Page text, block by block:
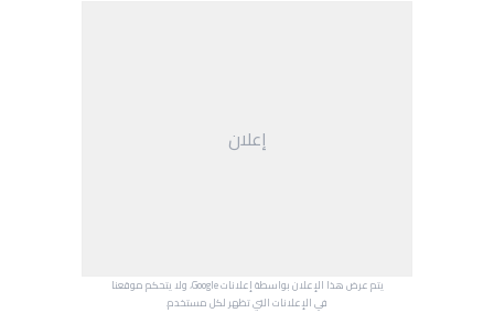
إعلان
يتم عرض هذا الإعلان بواسطة إعلانات Google، ولا يتحكم موقعنا
في الإعلانات التي تظهر لكل مستخدم.